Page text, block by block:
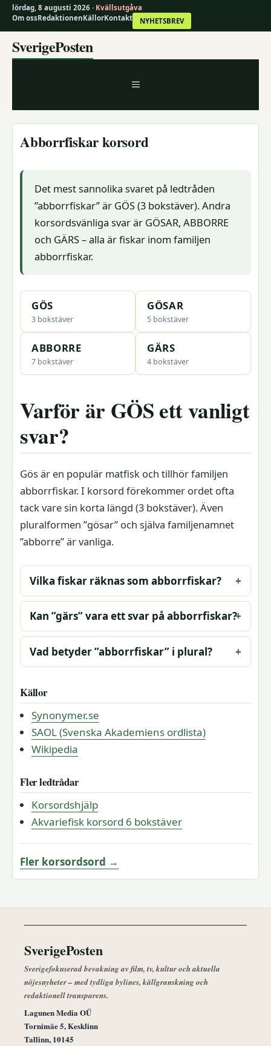
lördag, 8 augusti 2026 · Kvällsutgåva
Om ossRedaktionenKällorKontakt NYHETSBREV
SverigePosten
MENY
Abborrfiskar korsord
Det mest sannolika svaret på ledtråden
”abborrfiskar” är GÖS (3 bokstäver). Andra
korsordsvänliga svar är GÖSAR, ABBORRE
och GÄRS – alla är fiskar inom familjen
abborrfiskar.
GÖS
3 bokstäver
GÖSAR
5 bokstäver
ABBORRE
7 bokstäver
GÄRS
4 bokstäver
Varför är GÖS ett vanligt
svar?
Gös är en populär matfisk och tillhör familjen
abborrfiskar. I korsord förekommer ordet ofta
tack vare sin korta längd (3 bokstäver). Även
pluralformen ”gösar” och själva familjenamnet
”abborre” är vanliga.
Vilka fiskar räknas som abborrfiskar?
Kan ”gärs” vara ett svar på abborrfiskar?
Vad betyder ”abborrfiskar” i plural?
Källor
Synonymer.se
SAOL (Svenska Akademiens ordlista)
Wikipedia
Fler ledtrådar
Korsordshjälp
Akvariefisk korsord 6 bokstäver
Fler korsordsord →
SverigePosten
Sverigefokuserad bevakning av film, tv, kultur och aktuella
nöjesnyheter – med tydliga bylines, källgranskning och
redaktionell transparens.
Lagunen Media OÜ
Tornimäe 5, Kesklinn
Tallinn, 10145